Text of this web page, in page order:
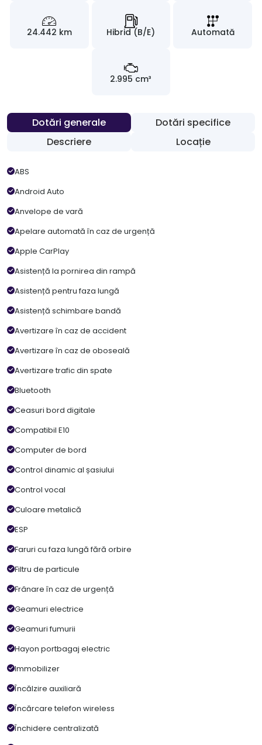
24.442 km Hibrid (B/E) Automată
2.995 cm³
Dotări generale
Dotări specifice
Descriere
Locație
ABS
Android Auto
Anvelope de vară
Apelare automată în caz de urgență
Apple CarPlay
Asistență la pornirea din rampă
Asistență pentru faza lungă
Asistență schimbare bandă
Avertizare în caz de accident
Avertizare în caz de oboseală
Avertizare trafic din spate
Bluetooth
Ceasuri bord digitale
Compatibil E10
Computer de bord
Control dinamic al șasiului
Control vocal
Culoare metalică
ESP
Faruri cu faza lungă fără orbire
Filtru de particule
Frânare în caz de urgență
Geamuri electrice
Geamuri fumurii
Hayon portbagaj electric
Immobilizer
Încălzire auxiliară
Încărcare telefon wireless
Închidere centralizată